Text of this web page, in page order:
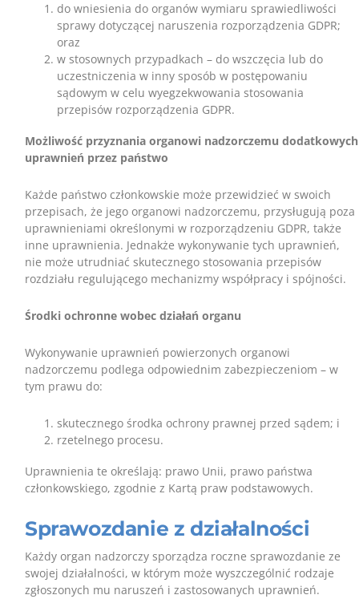
do wniesienia do organów wymiaru sprawiedliwości
sprawy dotyczącej naruszenia rozporządzenia GDPR;
oraz
w stosownych przypadkach – do wszczęcia lub do
uczestniczenia w inny sposób w postępowaniu
sądowym w celu wyegzekwowania stosowania
przepisów rozporządzenia GDPR.
Możliwość przyznania organowi nadzorczemu dodatkowych
uprawnień przez państwo
Każde państwo członkowskie może przewidzieć w swoich
przepisach, że jego organowi nadzorczemu, przysługują poza
uprawnieniami określonymi w rozporządzeniu GDPR, także
inne uprawnienia. Jednakże wykonywanie tych uprawnień,
nie może utrudniać skutecznego stosowania przepisów
rozdziału regulującego mechanizmy współpracy i spójności.
Środki ochronne wobec działań organu
Wykonywanie uprawnień powierzonych organowi
nadzorczemu podlega odpowiednim zabezpieczeniom – w
tym prawu do:
skutecznego środka ochrony prawnej przed sądem; i
rzetelnego procesu.
Uprawnienia te określają: prawo Unii, prawo państwa
członkowskiego, zgodnie z Kartą praw podstawowych.
Sprawozdanie z działalności
Każdy organ nadzorczy sporządza roczne sprawozdanie ze
swojej działalności, w którym może wyszczególnić rodzaje
zgłoszonych mu naruszeń i zastosowanych uprawnień.